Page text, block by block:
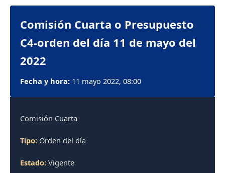
Comisión Cuarta o Presupuesto
C4-orden del día 11 de mayo del
2022
Fecha y hora: 11 mayo 2022, 08:00
Comisión Cuarta
Tipo: Orden del día
Estado: Vigente